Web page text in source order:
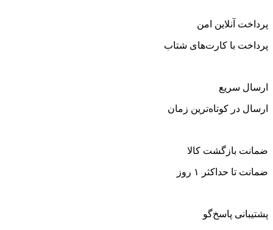
پرداخت آنلاین امن
پرداخت با کارت‌های شتاب
ارسال سریع
ارسال در کوتاه‌ترین زمان
ضمانت بازگشت کالا
ضمانت تا حداکثر ۱ روز
پشتیبانی پاسخ‌گو